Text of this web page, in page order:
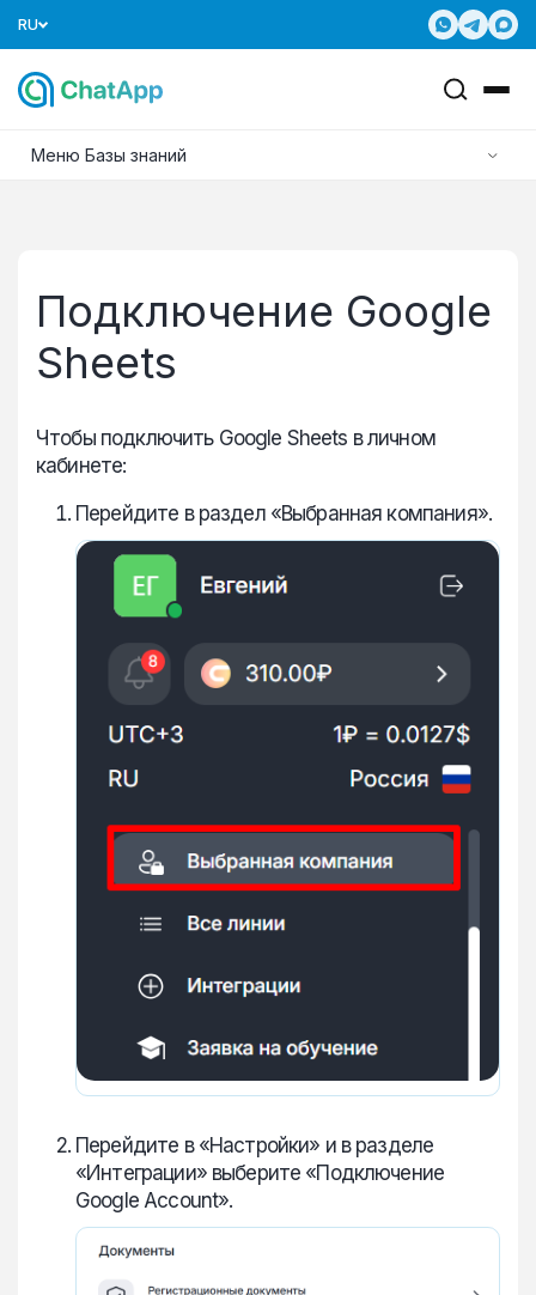
RU
Меню Базы знаний
Подключение Google
Sheets
Чтобы подключить Google Sheets в личном
кабинете:
Перейдите в раздел «Выбранная компания».
Перейдите в «Настройки» и в разделе
«Интеграции» выберите «Подключение
Google Account».